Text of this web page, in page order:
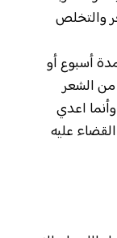
والتخلص
أسبوع أو
الشعر
اعدي
عليه